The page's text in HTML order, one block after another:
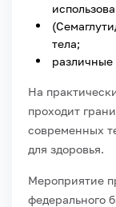
тела;
различные
На
проходит
современных
для здоровья.
Мероприятие
федерального